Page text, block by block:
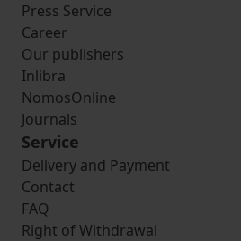
Press Service
Career
Our publishers
Inlibra
NomosOnline
Journals
Service
Delivery and Payment
Contact
FAQ
Right of Withdrawal